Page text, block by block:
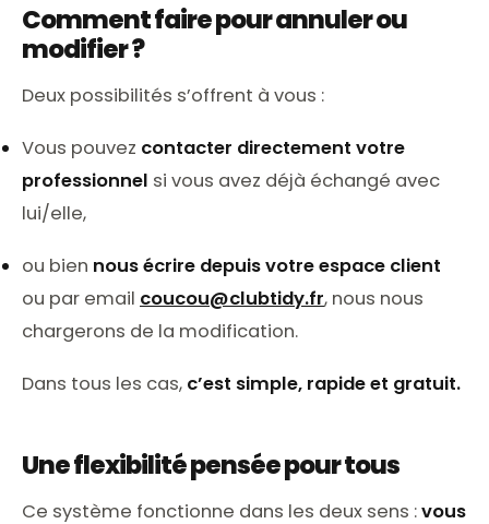
Comment faire pour annuler ou
modifier ?
Deux possibilités s’offrent à vous :
Vous pouvez contacter directement votre
professionnel si vous avez déjà échangé avec
lui/elle,
ou bien nous écrire depuis votre espace client
ou par email coucou@clubtidy.fr, nous nous
chargerons de la modification.
Dans tous les cas, c’est simple, rapide et gratuit.
Une flexibilité pensée pour tous
Ce système fonctionne dans les deux sens :vous